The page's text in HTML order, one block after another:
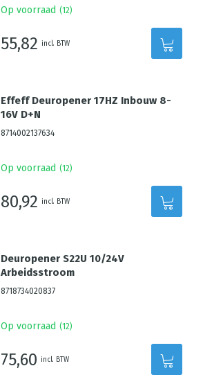
Op voorraad (12)
55,82 incl. BTW
Effeff Deuropener 17HZ Inbouw 8-
16V D+N
8714002137634
Op voorraad (12)
80,92 incl. BTW
Deuropener S22U 10/24V
Arbeidsstroom
8718734020837
Op voorraad (12)
75,60 incl. BTW